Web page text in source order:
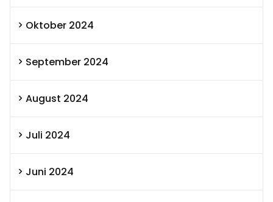
Oktober 2024
September 2024
August 2024
Juli 2024
Juni 2024